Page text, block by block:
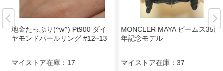
地金たっぷり(^w^) Pt900 ダイ
ヤモンドパールリング #12~13
マイストア在庫： 17
MONCLER MAYA ビームス35周
年記念モデル
マイストア在庫： 37